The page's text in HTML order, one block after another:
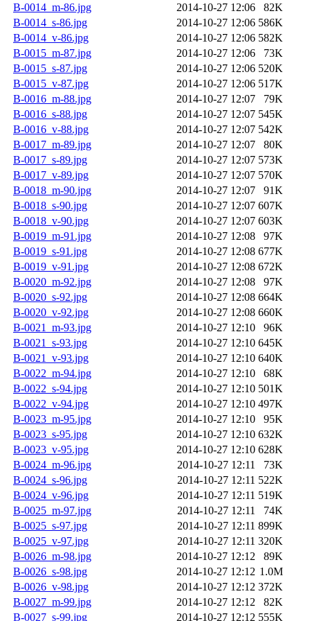
B-0014_m-86.jpg
2014-10-27 12:06
82K
B-0014_s-86.jpg
2014-10-27 12:06 586K
B-0014_v-86.jpg
2014-10-27 12:06 582K
B-0015_m-87.jpg
2014-10-27 12:06
73K
B-0015_s-87.jpg
2014-10-27 12:06 520K
B-0015_v-87.jpg
2014-10-27 12:06 517K
B-0016_m-88.jpg
2014-10-27 12:07
79K
B-0016_s-88.jpg
2014-10-27 12:07 545K
B-0016_v-88.jpg
2014-10-27 12:07 542K
B-0017_m-89.jpg
2014-10-27 12:07
80K
B-0017_s-89.jpg
2014-10-27 12:07 573K
B-0017_v-89.jpg
2014-10-27 12:07 570K
B-0018_m-90.jpg
2014-10-27 12:07
91K
B-0018_s-90.jpg
2014-10-27 12:07 607K
B-0018_v-90.jpg
2014-10-27 12:07 603K
B-0019_m-91.jpg
2014-10-27 12:08
97K
B-0019_s-91.jpg
2014-10-27 12:08 677K
B-0019_v-91.jpg
2014-10-27 12:08 672K
B-0020_m-92.jpg
2014-10-27 12:08
97K
B-0020_s-92.jpg
2014-10-27 12:08 664K
B-0020_v-92.jpg
2014-10-27 12:08 660K
B-0021_m-93.jpg
2014-10-27 12:10
96K
B-0021_s-93.jpg
2014-10-27 12:10 645K
B-0021_v-93.jpg
2014-10-27 12:10 640K
B-0022_m-94.jpg
2014-10-27 12:10
68K
B-0022_s-94.jpg
2014-10-27 12:10 501K
B-0022_v-94.jpg
2014-10-27 12:10 497K
B-0023_m-95.jpg
2014-10-27 12:10
95K
B-0023_s-95.jpg
2014-10-27 12:10 632K
B-0023_v-95.jpg
2014-10-27 12:10 628K
B-0024_m-96.jpg
2014-10-27 12:11
73K
B-0024_s-96.jpg
2014-10-27 12:11 522K
B-0024_v-96.jpg
2014-10-27 12:11 519K
B-0025_m-97.jpg
2014-10-27 12:11
74K
B-0025_s-97.jpg
2014-10-27 12:11 899K
B-0025_v-97.jpg
2014-10-27 12:11 320K
B-0026_m-98.jpg
2014-10-27 12:12
89K
B-0026_s-98.jpg
2014-10-27 12:12 1.0M
B-0026_v-98.jpg
2014-10-27 12:12 372K
B-0027_m-99.jpg
2014-10-27 12:12
82K
B-0027_s-99.jpg
2014-10-27 12:12 555K